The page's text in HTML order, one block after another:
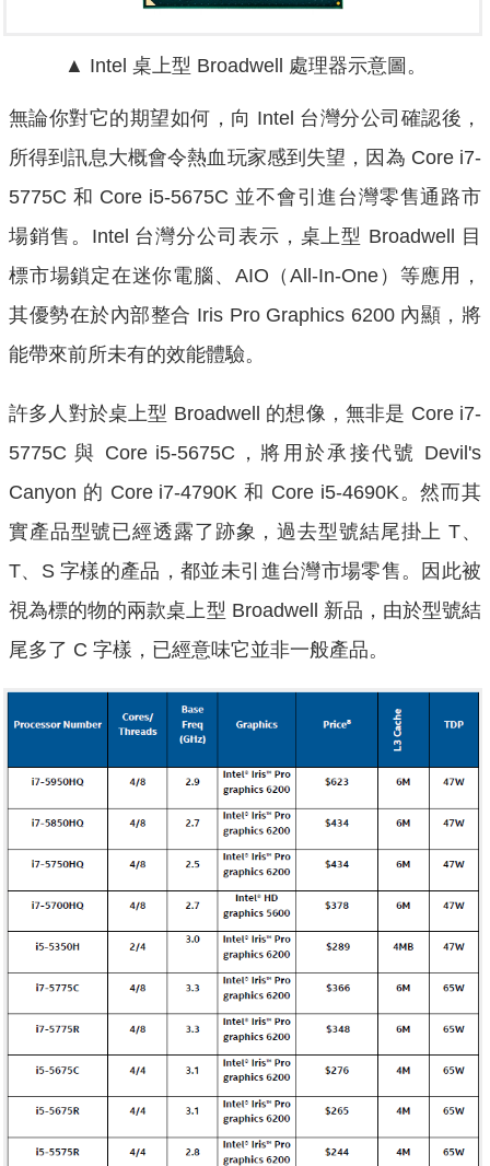
▲ Intel 桌上型 Broadwell 處理器示意圖。
無論你對它的期望如何，向 Intel 台灣分公司確認後，
所得到訊息大概會令熱血玩家感到失望，因為 Core i7-
5775C 和 Core i5-5675C 並不會引進台灣零售通路市
場銷售。 Intel 台灣分公司表示，桌上型 Broadwell 目
標市場鎖定在迷你電腦、AIO（All-In-One）等應用，
其優勢在於內部整合 Iris Pro Graphics 6200 內顯，將
能帶來前所未有的效能體驗。
許多人對於桌上型 Broadwell 的想像，無非是 Core i7-
5775C 與 Core i5-5675C，將用於承接代號 Devil's
Canyon 的 Core i7-4790K 和 Core i5-4690K。然而其
實產品型號已經透露了跡象，過去型號結尾掛上 T、
T、S 字樣的產品，都並未引進台灣市場零售。因此被
視為標的物的兩款桌上型 Broadwell 新品，由於型號結
尾多了 C 字樣，已經意味它並非一般產品。